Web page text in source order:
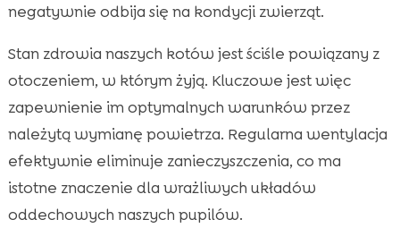
negatywnie odbija się na kondycji zwierząt.
Stan zdrowia naszych kotów jest ściśle powiązany z
otoczeniem, w którym żyją. Kluczowe jest więc
zapewnienie im optymalnych warunków przez
należytą wymianę powietrza. Regularna wentylacja
efektywnie eliminuje zanieczyszczenia, co ma
istotne znaczenie dla wrażliwych układów
oddechowych naszych pupilów.